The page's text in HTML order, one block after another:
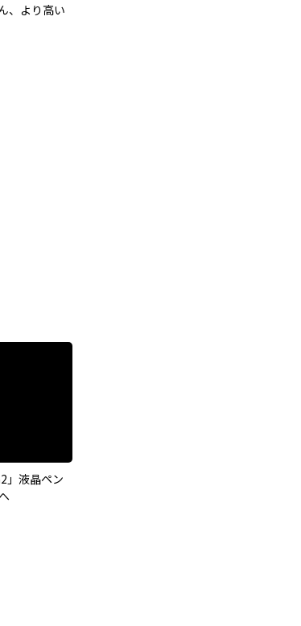
、より高い
」液晶ペン